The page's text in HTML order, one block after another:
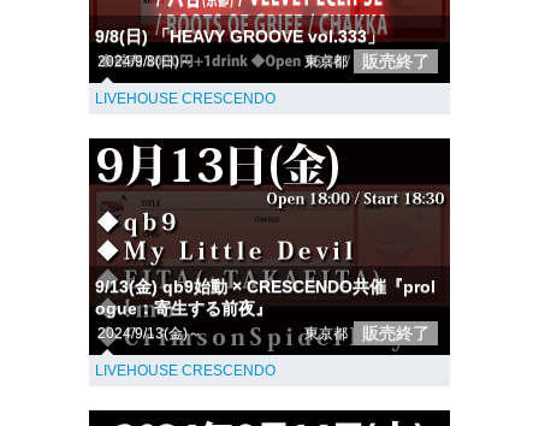
9/8(日) 「HEAVY GROOVE vol.333」
2024/9/8(日)～ 東京都 販売終了
LIVEHOUSE CRESCENDO
9/13(金) qb9始動 × CRESCENDO共催『prol
ogue：寄生する前夜』
2024/9/13(金)～ 東京都 販売終了
LIVEHOUSE CRESCENDO